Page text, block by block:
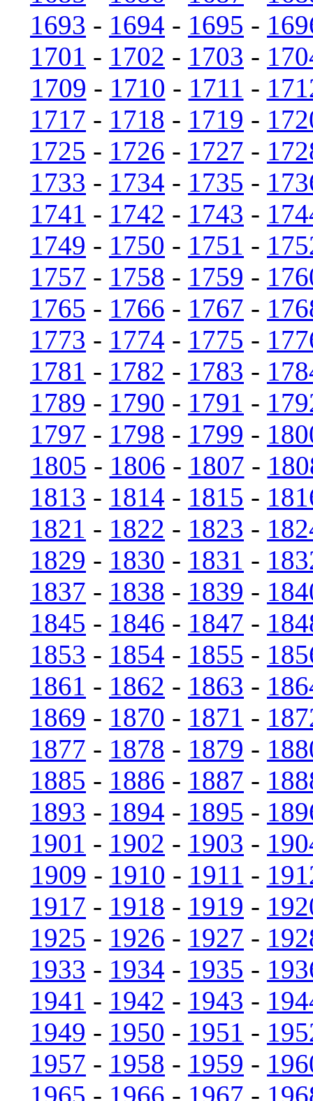
1693 - 1694 - 1695 -
1701 - 1702 - 1703 -
1709 - 1710 - 1711 -
1717 - 1718 - 1719 -
1725 - 1726 - 1727 -
1733 - 1734 - 1735 -
1741 - 1742 - 1743 -
1749 - 1750 - 1751 -
1757 - 1758 - 1759 -
1765 - 1766 - 1767 -
1773 - 1774 - 1775 -
1781 - 1782 - 1783 -
1789 - 1790 - 1791 -
1797 - 1798 - 1799 -
1805 - 1806 - 1807 -
1813 - 1814 - 1815 -
1821 - 1822 - 1823 -
1829 - 1830 - 1831 -
1837 - 1838 - 1839 -
1845 - 1846 - 1847 -
1853 - 1854 - 1855 -
1861 - 1862 - 1863 -
1869 - 1870 - 1871 -
1877 - 1878 - 1879 -
1885 - 1886 - 1887 -
1893 - 1894 - 1895 -
1901 - 1902 - 1903 -
1909 - 1910 - 1911 -
1917 - 1918 - 1919 -
1925 - 1926 - 1927 -
1933 - 1934 - 1935 -
1941 - 1942 - 1943 -
1949 - 1950 - 1951 -
1957 - 1958 - 1959 -
1965 - 1966 - 1967 -